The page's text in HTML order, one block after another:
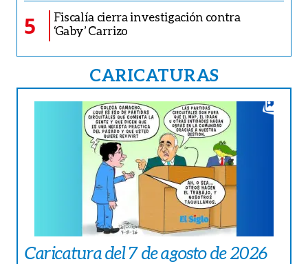
5
Fiscalía cierra investigación contra
‘Gaby’ Carrizo
CARICATURAS
Caricatura del 7 de agosto de 2026